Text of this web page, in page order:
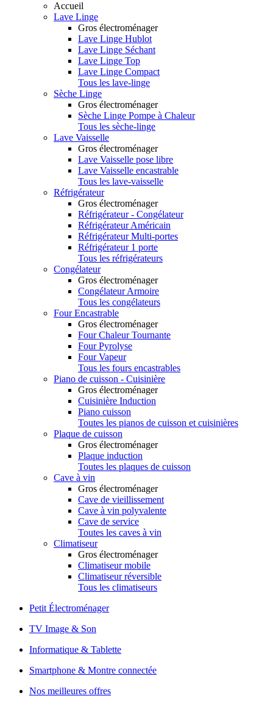
Accueil
Lave Linge
Gros électroménager
Lave Linge Hublot
Lave Linge Séchant
Lave Linge Top
Lave Linge Compact
Tous les lave-linge
Sèche Linge
Gros électroménager
Sèche Linge Pompe à Chaleur
Tous les sèche-linge
Lave Vaisselle
Gros électroménager
Lave Vaisselle pose libre
Lave Vaisselle encastrable
Tous les lave-vaisselle
Réfrigérateur
Gros électroménager
Réfrigérateur - Congélateur
Réfrigérateur Américain
Réfrigérateur Multi-portes
Réfrigérateur 1 porte
Tous les réfrigérateurs
Congélateur
Gros électroménager
Congélateur Armoire
Tous les congélateurs
Four Encastrable
Gros électroménager
Four Chaleur Tournante
Four Pyrolyse
Four Vapeur
Tous les fours encastrables
Piano de cuisson - Cuisinière
Gros électroménager
Cuisinière Induction
Piano cuisson
Toutes les pianos de cuisson et cuisinières
Plaque de cuisson
Gros électroménager
Plaque induction
Toutes les plaques de cuisson
Cave à vin
Gros électroménager
Cave de vieillissement
Cave à vin polyvalente
Cave de service
Toutes les caves à vin
Climatiseur
Gros électroménager
Climatiseur mobile
Climatiseur réversible
Tous les climatiseurs
Petit Électroménager
TV Image & Son
Informatique & Tablette
Smartphone & Montre connectée
Nos meilleures offres